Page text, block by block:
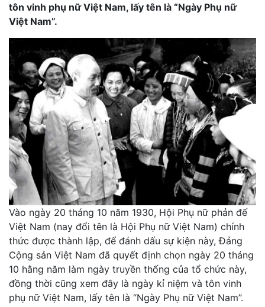
tôn vinh phụ nữ Việt Nam, lấy tên là “Ngày Phụ nữ
Việt Nam”.
Vào ngày 20 tháng 10 năm 1930, Hội Phụ nữ phản đế
Việt Nam (nay đổi tên là Hội Phụ nữ Việt Nam) chính
thức được thành lập, để đánh dấu sự kiện này, Đảng
Cộng sản Việt Nam đã quyết định chọn ngày 20 tháng
10 hằng năm làm ngày truyền thống của tổ chức này,
đồng thời cũng xem đây là ngày kỉ niệm và tôn vinh
phụ nữ Việt Nam, lấy tên là “Ngày Phụ nữ Việt Nam”.